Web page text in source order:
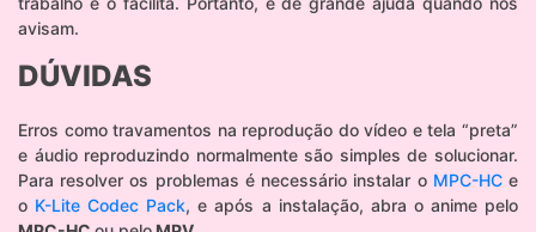
avisam.
DÚVIDAS
Erros como travamentos na reprodução do vídeo e tela “preta”
e áudio reproduzindo normalmente são simples de solucionar.
Para resolver os problemas é necessário instalar o MPC-HCe
o K-Lite Codec Pack, e após a instalação, abra o anime pelo